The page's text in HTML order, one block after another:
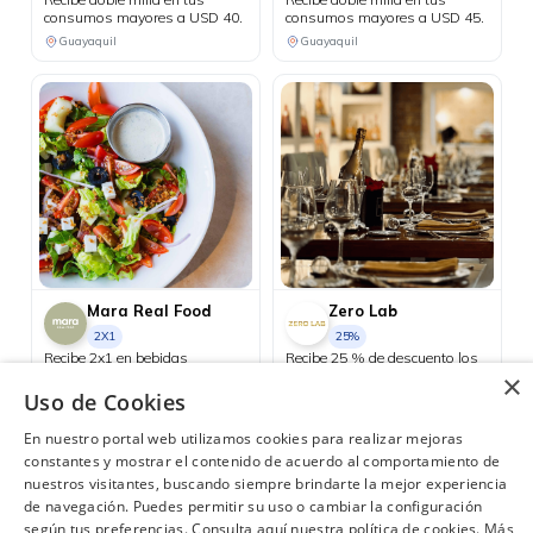
consumos mayores a USD 40.
Guayaquil
consumos mayores a USD 45.
Guayaquil
Mara Real Food
2X1
Recibe 2x1 en bebidas
Samborondón
Zero Lab
25%
Recibe 25 % de descuento los
×
Uso de Cookies
En nuestro portal web utilizamos cookies para realizar mejoras
constantes y mostrar el contenido de acuerdo al comportamiento de
nuestros visitantes, buscando siempre brindarte la mejor experiencia
de navegación. Puedes permitir su uso o cambiar la configuración
según tus preferencias. Consulta aquí nuestra política de cookies. Más